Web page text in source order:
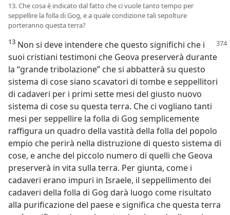
13. Che cosa è indicato dal fatto che ci vuole tanto tempo per
seppellire la folla di Gog, e a quale condizione tali sepolture
porteranno questa terra?
13 Non si deve intendere che questo significhi che i
suoi cristiani testimoni che Geova preserverà durante
la “grande tribolazione” che si abbatterà su questo
sistema di cose siano scavatori di tombe e seppellitori
di cadaveri per i primi sette mesi del giusto nuovo
sistema di cose su questa terra. Che ci vogliano tanti
mesi per seppellire la folla di Gog semplicemente
raffigura un quadro della vastità della folla del popolo
empio che perirà nella distruzione di questo sistema di
cose, e anche del piccolo numero di quelli che Geova
preserverà in vita sulla terra. Per giunta, come i
cadaveri erano impuri in Israele, il seppellimento dei
cadaveri della folla di Gog darà luogo come risultato
alla purificazione del paese e significa che questa terra